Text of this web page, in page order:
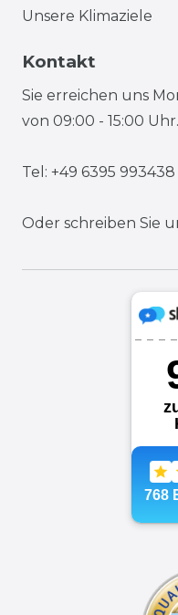
Unsere Klimaziele
Kontakt
Sie erreichen uns
von 09:00 - 15:00 Uhr.
Tel: +49 6395 993438
Oder schreiben Sie